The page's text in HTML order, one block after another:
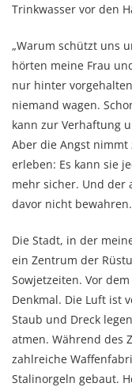
Trinkwasser vor den
„Warum schützt uns
hörten meine Frau
nur hinter
niemand wagen.
kann zur Verhaftung
Aber die Angst
erleben: Es kann sie
mehr sicher. Und der
davor nicht bewahren.
Die Stadt, in der
ein Zentrum der
Sowjetzeiten. Vor
Denkmal. Die Luft ist
Staub und Dreck
atmen. Während des
zahlreiche
Stalinorgeln gebaut.